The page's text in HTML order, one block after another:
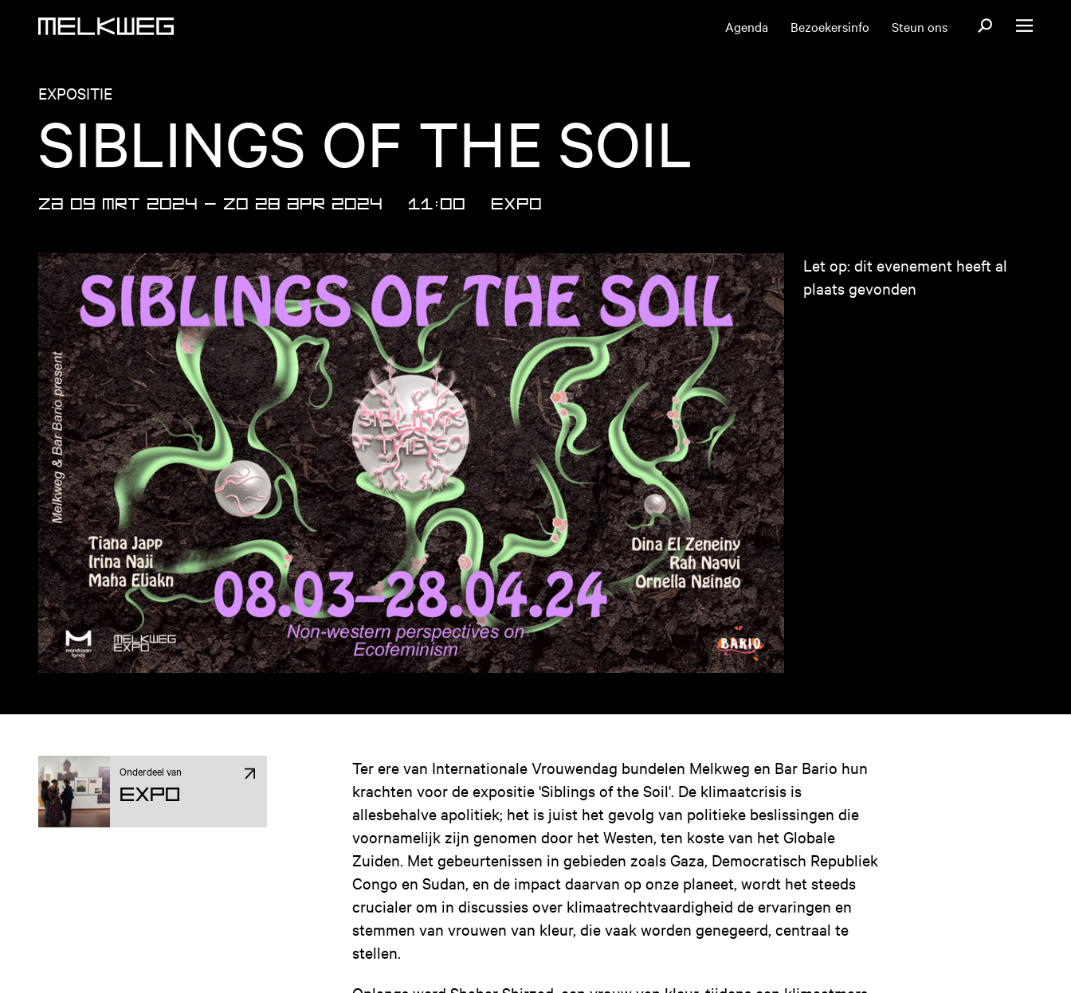
Agenda Bezoekersinfo Steun ons OpenOpen menu
EXPOSITIE
SIBLINGS OF THE SOIL
ZA 09 MRT 2024 — ZO 28 APR 2024 11:00 Expo
Let op: dit evenement heeft al
plaats gevonden
Onderdeel van
Expo
Ter ere van Internationale Vrouwendag bundelen Melkweg en Bar Bario hun
krachten voor de expositie 'Siblings of the Soil'. De klimaatcrisis is
allesbehalve apolitiek; het is juist het gevolg van politieke beslissingen die
voornamelijk zijn genomen door het Westen, ten koste van het Globale
Zuiden. Met gebeurtenissen in gebieden zoals Gaza, Democratisch Republiek
Congo en Sudan, en de impact daarvan op onze planeet, wordt het steeds
crucialer om in discussies over klimaatrechtvaardigheid de ervaringen en
stemmen van vrouwen van kleur, die vaak worden genegeerd, centraal te
stellen.